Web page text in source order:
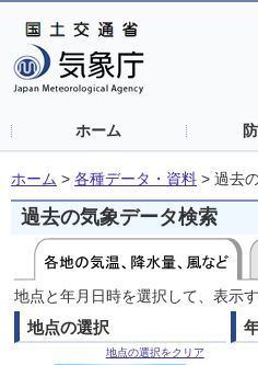
ホーム
ホーム > 各種データ・資料 > 過去
過去の気象データ検索
地点と年月日時を選択して、表示
地点の選択
地点の選択をクリア